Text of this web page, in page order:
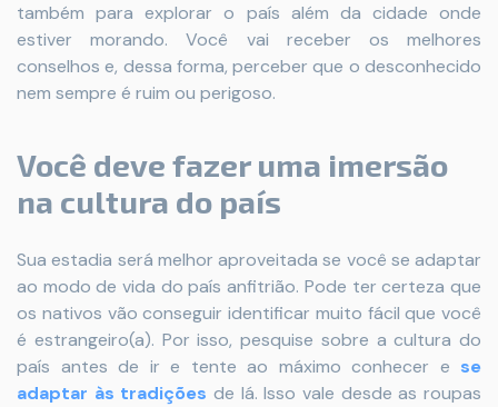
também para explorar o país além da cidade onde
estiver morando. Você vai receber os melhores
conselhos e, dessa forma, perceber que o desconhecido
nem sempre é ruim ou perigoso.
Você deve fazer uma imersão
na cultura do país
Sua estadia será melhor aproveitada se você se adaptar
ao modo de vida do país anfitrião. Pode ter certeza que
os nativos vão conseguir identificar muito fácil que você
é estrangeiro(a). Por isso, pesquise sobre a cultura do
país antes de ir e tente ao máximo conhecer e se
adaptar às tradições de lá. Isso vale desde as roupas